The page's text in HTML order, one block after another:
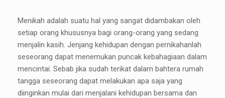
Menikah adalah suatu hal yang sangat didambakan oleh
setiap orang khususnya bagi orang-orang yang sedang
menjalin kasih. Jenjang kehidupan dengan pernikahanlah
seseorang dapat menemukan puncak kebahagiaan dalam
mencintai. Sebab jika sudah terikat dalam bahtera rumah
tangga seseorang dapat melakukan apa saja yang
diinginkan mulai dari menjalani kehidupan bersama dan